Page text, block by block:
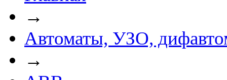
→
Автоматы, УЗО,
→